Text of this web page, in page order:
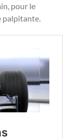
pour le
palpitante.